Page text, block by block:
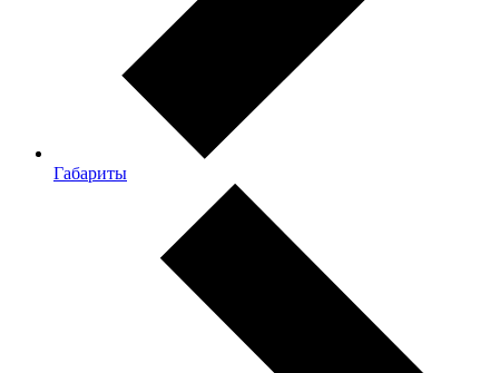
Габариты